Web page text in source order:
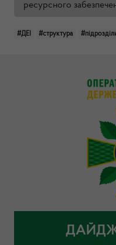
ресурсного
#ДЕІ #структура